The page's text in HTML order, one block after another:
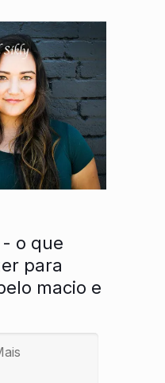
o que
para
macio e